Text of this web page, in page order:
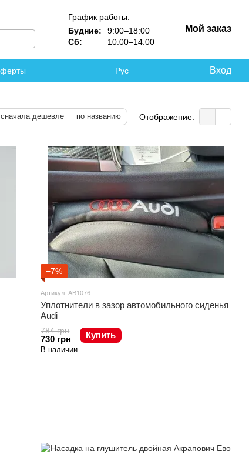
График работы:
Будние:
9:00–18:00
Сб:
10:00–14:00
Мой заказ
Рус Вход
сначала дешевле по названию Отображение:
−7%
Артикул: AB1076
Уплотнители в зазор автомобильного сиденья
Audi
784 грн
730 грн Купить
В наличии